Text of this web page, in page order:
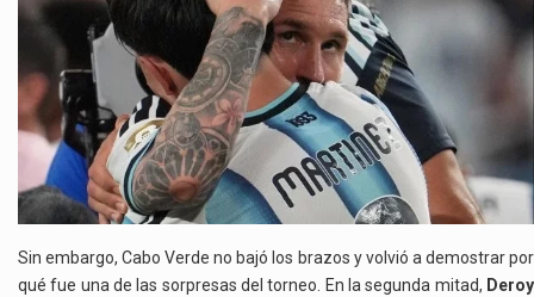
Sin embargo, Cabo Verde no bajó los brazos y volvió a demostrar por
qué fue una de las sorpresas del torneo. En la segunda mitad, Deroy